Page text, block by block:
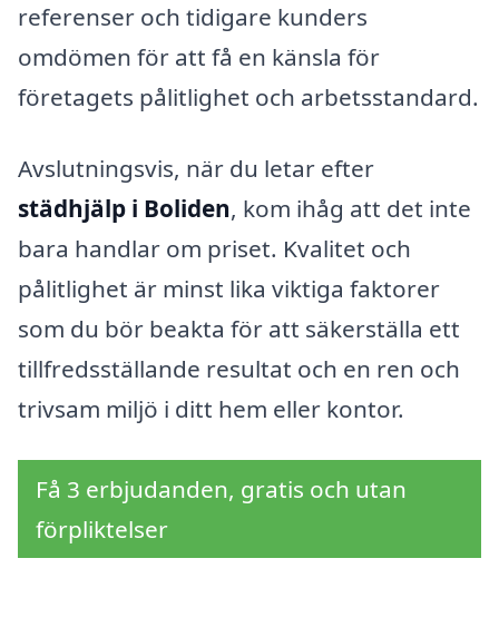
referenser och tidigare kunders
omdömen för att få en känsla för
företagets pålitlighet och arbetsstandard.
Avslutningsvis, när du letar efter
städhjälp i Boliden, kom ihåg att det inte
bara handlar om priset. Kvalitet och
pålitlighet är minst lika viktiga faktorer
som du bör beakta för att säkerställa ett
tillfredsställande resultat och en ren och
trivsam miljö i ditt hem eller kontor.
Få 3 erbjudanden, gratis och utan
förpliktelser